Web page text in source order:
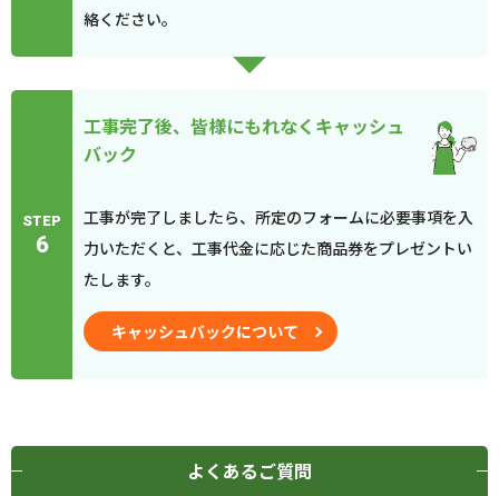
絡ください。
STEP
6
工事完了後、皆様にもれなくキャッシュ
バック
工事が完了しましたら、所定のフォームに必要事項を入
力いただくと、工事代金に応じた商品券をプレゼントい
たします。
キャッシュバックについて
よくあるご質問